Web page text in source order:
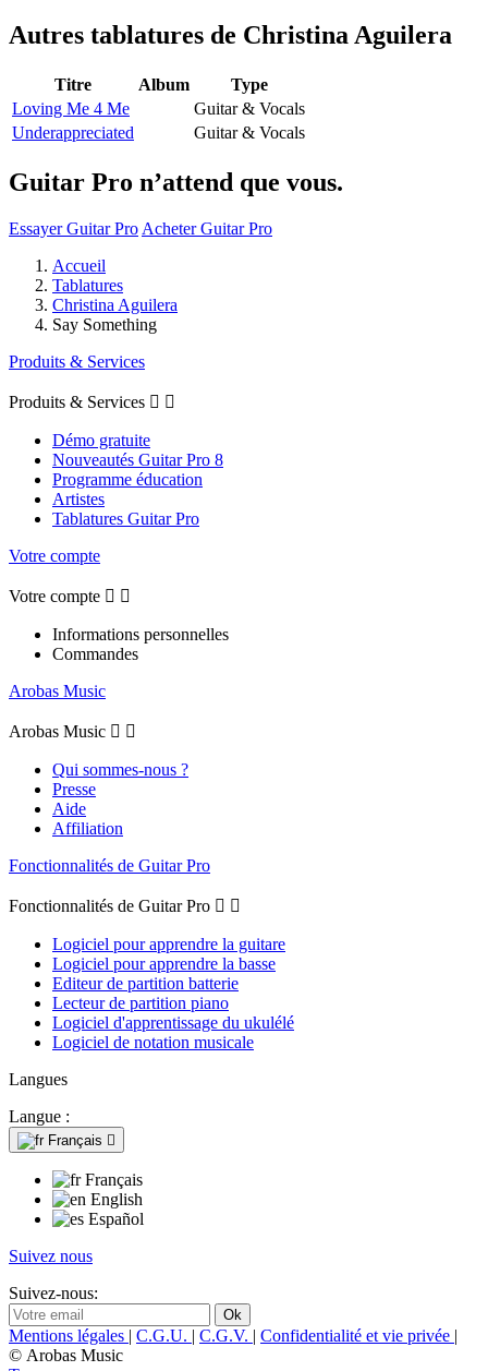
Autres tablatures de Christina Aguilera
Titre Album
Type
Loving Me 4 Me
Guitar & Vocals
Underappreciated
Guitar & Vocals
Guitar Pro n’attend que vous.
Essayer Guitar Pro Acheter Guitar Pro
Accueil
Tablatures
Christina Aguilera
Say Something
Produits & Services
Produits & Services  
Démo gratuite
Nouveautés Guitar Pro 8
Programme éducation
Artistes
Tablatures Guitar Pro
Votre compte
Votre compte  
Informations personnelles
Commandes
Arobas Music
Arobas Music  
Qui sommes-nous ?
Presse
Aide
Affiliation
Fonctionnalités de Guitar Pro
Fonctionnalités de Guitar Pro  
Logiciel pour apprendre la guitare
Logiciel pour apprendre la basse
Editeur de partition batterie
Lecteur de partition piano
Logiciel d'apprentissage du ukulélé
Logiciel de notation musicale
Langues
Langue :
Français 
Français
English
Español
Suivez nous
Suivez-nous:
Mentions légales | C.G.U. | C.G.V. | Confidentialité et vie privée |
© Arobas Music